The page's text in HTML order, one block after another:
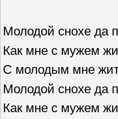
Молодой снохе да
Как мне с мужем
С молодым мне
Молодой снохе да
Как мне с мужем